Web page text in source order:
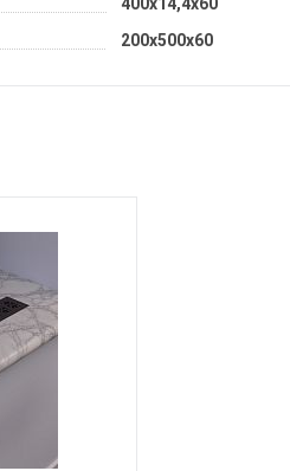
200x500x60